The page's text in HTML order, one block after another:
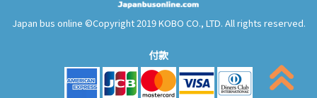
Japan bus online ©Copyright 2019 KOBO CO., LTD. All rights reserved.
付款